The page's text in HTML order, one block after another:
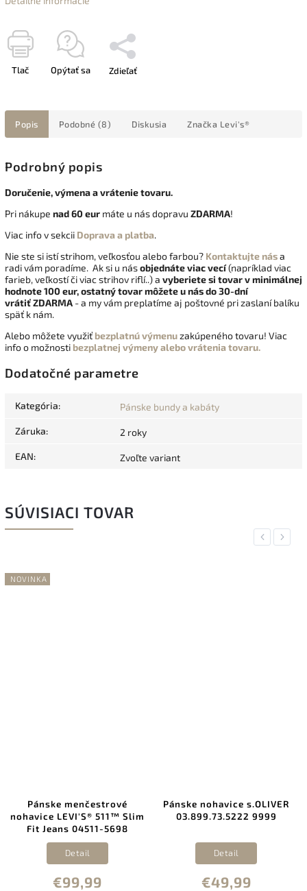
Tlač Opýtať sa Zdieľať
Popis Podobné (8) Diskusia Značka Levi's®
Podrobný popis
Doručenie, výmena a vrátenie tovaru.
Pri nákupe nad 60 eur máte u nás dopravu ZDARMA!
Viac info v sekcii Doprava a platba.
Nie ste si istí strihom, veľkosťou alebo farbou? Kontaktujte nása
radi vám poradíme. Ak si u násobjednáte viac vecí(napríklad viac
farieb, veľkostí či viac strihov riflí..) a vyberiete si tovar v minimálnej
hodnote 100 eur, ostatný tovar môžete u nás do 30-dní
vrátiťZDARMA - a my vám preplatíme aj poštovné pri zaslaní balíku
späť k nám.
Alebo môžete využiť bezplatnú výmenuzakúpeného tovaru! Viac
info o možnosti bezplatnej výmeny alebo vrátenia tovaru.
Dodatočné parametre
Kategória: Pánske bundy a kabáty
Záruka: 2 roky
EAN: Zvoľte variant
SÚVISIACI TOVAR
Previous
NOVINKA
Pánske menčestrové
nohavice LEVI'S® 511™ Slim
Fit Jeans 04511-5698
€99,99
Detail
Pánske nohavice s.OLIVER
03.899.73.5222 9999
€49,99
Detail
Next